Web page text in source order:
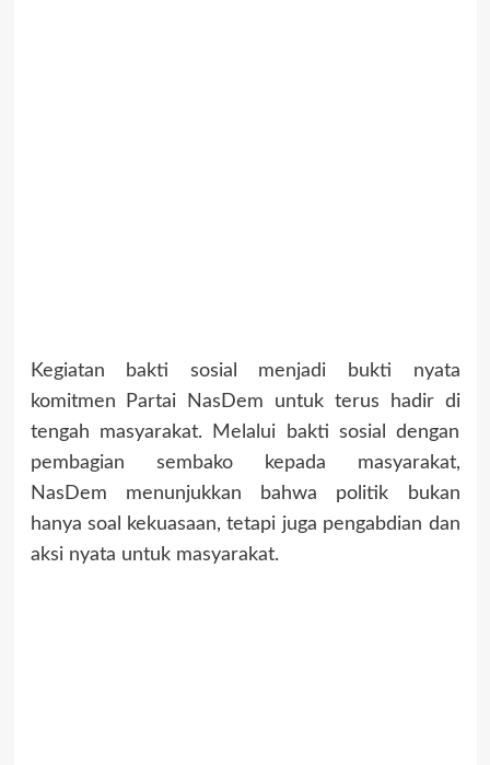
Kegiatan bakti sosial menjadi bukti nyata
komitmen Partai NasDem untuk terus hadir di
tengah masyarakat. Melalui bakti sosial dengan
pembagian sembako kepada masyarakat,
NasDem menunjukkan bahwa politik bukan
hanya soal kekuasaan, tetapi juga pengabdian dan
aksi nyata untuk masyarakat.